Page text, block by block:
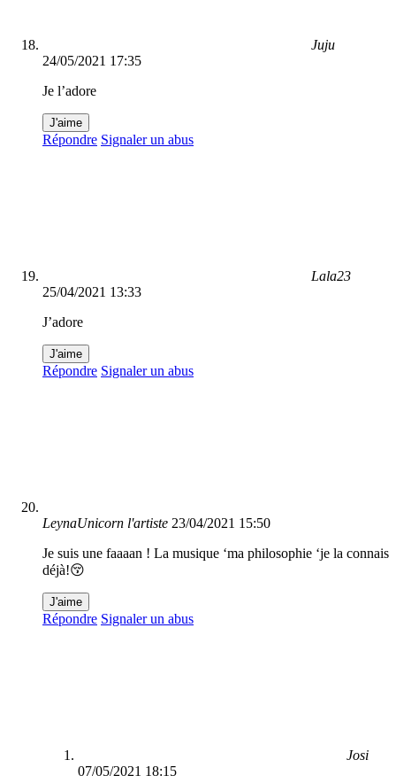
Juju
24/05/2021 17:35
Je l’adore
J'aime
Répondre Signaler un abus
Lala23
25/04/2021 13:33
J’adore
J'aime
Répondre Signaler un abus
LeynaUnicorn l'artiste 23/04/2021 15:50
Je suis une faaaan ! La musique ‘ma philosophie ‘je la connais
déjà!😚
J'aime
Répondre Signaler un abus
Josi
07/05/2021 18:15